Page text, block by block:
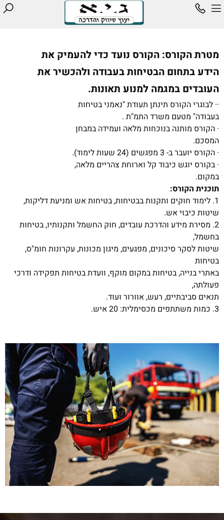
מטרת הקורס: הקורס נועד כדי להעמיק את
הידע בתחום הבטיחות בעבודה ולהכשיר את
העובדים במגמה למנוע תאונות.
·· לבוגרי הקורס תינתן תעודת "נאמני בטיחות
בעבודה" מטעם משרד התמ"ת .
· הקורס מותנה בנוכחות מלאה ועמידה במבחן
המסכם.
· הקורס יועבר ב- 3 מפגשים (24 שעות לימוד).
· בקורס יוגש כיבוד קל וארוחת צהריים מלאה,
במקום.
תוכנית הקורס:
1. לימוד חוקים ותקנות בבטיחות, בטיחות אש ומניעת דליקות,
שיטות כיבוי אש.
2. מסירת מידע והדרכת עובדים, חוק החשמל ותקנותיו, בטיחות
בחשמל,
שיטות לסקר סיכונים, מפגעים, מיגון מכונות, עקרונות חומ"ס,
בטיחות
באתרי בנייה, בטיחות במקום מוקף, וועדת בטיחות תפקידה ודרכי
פעולתה,
תנאים סביבתיים, רעש, אוורור ועוד.
3. כמות משתתפים מכסימלית: 20 איש.